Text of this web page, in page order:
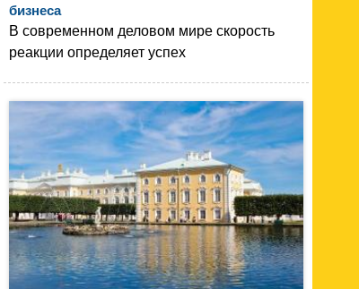
бизнеса
В современном деловом мире скорость
реакции определяет успех